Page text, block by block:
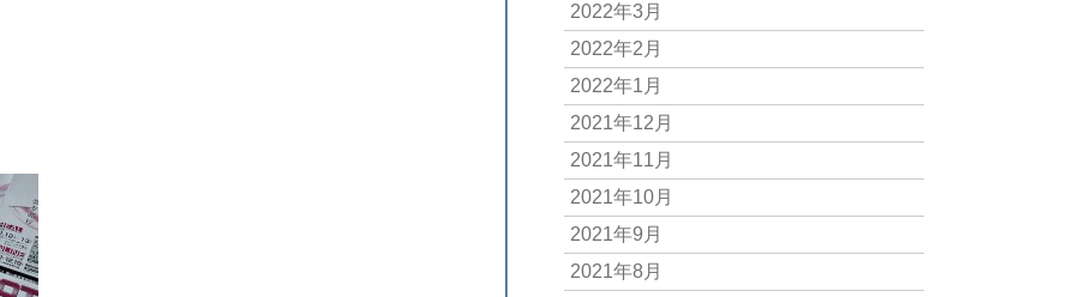
2022年3月
2022年2月
2022年1月
2021年12月
2021年11月
2021年10月
2021年9月
2021年8月